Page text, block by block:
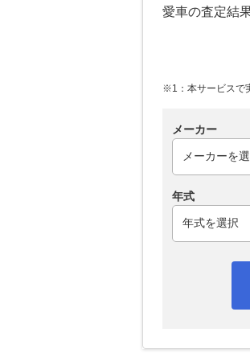
愛車の査定結
※1：本サービスで
メーカー
年式